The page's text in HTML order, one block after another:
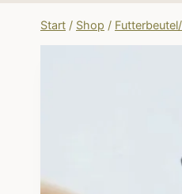
Start / Shop /